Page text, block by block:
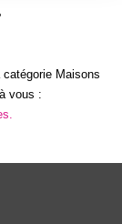
critères Maisons
vous :